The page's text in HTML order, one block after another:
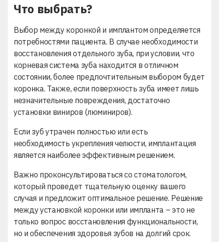
Что выбрать?
Выбор между коронкой и имплантом определяется
потребностями пациента. В случае необходимости
восстановления отдельного зуба, при условии, что
корневая система зуба находится в отличном
состоянии, более предпочтительным выбором будет
коронка. Также, если поверхность зуба имеет лишь
незначительные повреждения, достаточно
установки виниров (люминиров).
Если зуб утрачен полностью или есть
необходимость укрепления челюсти, имплантация
является наиболее эффективным решением.
Важно проконсультироваться со стоматологом,
который проведет тщательную оценку вашего
случая и предложит оптимальное решение. Решение
между установкой коронки или импланта – это не
только вопрос восстановления функциональности,
но и обеспечения здоровья зубов на долгий срок.